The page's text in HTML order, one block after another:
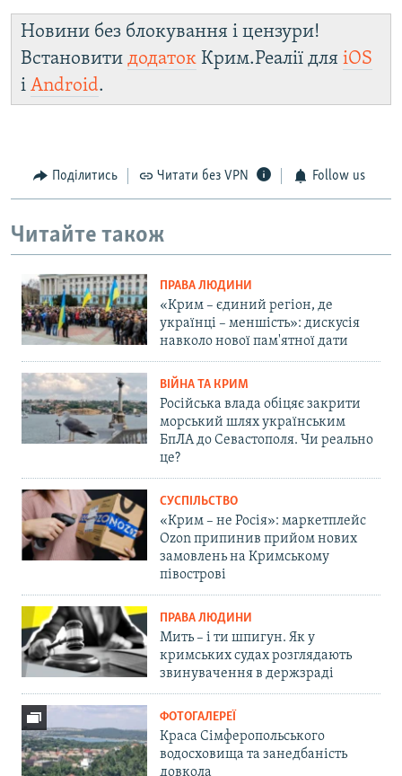
Новини без блокування і цензури!
Встановити додаток Крим.Реалії для iOS
і Android.
Поділитись Читати без VPN Follow us
Читайте також
ПРАВА ЛЮДИНИ
«Крим – єдиний регіон, де
українці – меншість»: дискусія
навколо нової пам'ятної дати
ВІЙНА ТА КРИМ
Російська влада обіцяє закрити
морський шлях українським
БпЛА до Севастополя. Чи реально
це?
СУСПІЛЬСТВО
«Крим – не Росія»: маркетплейс
Ozon припинив прийом нових
замовлень на Кримському
півострові
ПРАВА ЛЮДИНИ
Мить – і ти шпигун. Як у
кримських судах розглядають
звинувачення в держзраді
ФОТОГАЛЕРЕЇ
Краса Сімферопольського
водосховища та занедбаність
довкола